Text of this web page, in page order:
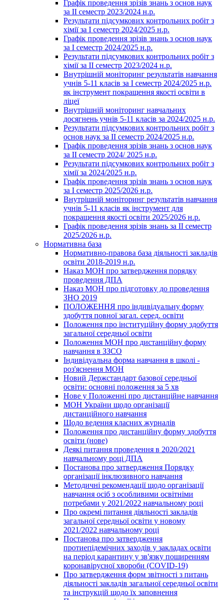
Графік проведення зрізів знань з основ наук
за ІІ семестр 2023/2024 н.р.
Результати підсумкових контрольних робіт з
хімії за І семестр 2024/2025 н.р.
Графік проведення зрізів знань з основ наук
за І семестр 2024/2025 н.р.
Результати підсумкових контрольних робіт з
хімії за ІІ семестр 2023/2024 н.р.
Внутрішній моніторинг результатів навчання
учнів 5-11 класів за І семестр 2024/2025 н.р.
як інструмент покращення якості освіти в
ліцеї
Внутрішній моніторинг навчальних
досягнень учнів 5-11 класів за 2024/2025 н.р.
Результати підсумкових контрольних робіт з
основ наук за ІІ семестр 2024/2025 н.р.
Графік проведення зрізів знань з основ наук
за ІІ семестр 2024/ 2025 н.р.
Результати підсумкових контрольних робіт з
хімії за 2024/2025 н.р.
Графік проведення зрізів знань з основ наук
за І семестр 2025/2026 н.р.
Внутрішній моніторинг результатів навчання
учнів 5-11 класів як інструмент для
покращення якості освіти 2025/2026 н.р.
Графік проведення зрізів знань за ІІ семестр
2025/2026 н.р.
Нормативна база
Нормативно-правова база діяльності закладів
освіти 2018-2019 н.р.
Наказ МОН про затвердження порядку
проведення ДПА
Наказ МОН про підготовку до проведення
ЗНО 2019
ПОЛОЖЕННЯ про індивідуальну форму
здобуття повної загал. серед. освіти
Положення про інституційну форму здобуття
загальної середньої освіти
Положення МОН про дистанційну форму
навчання в ЗЗСО
Індивідуальна форма навчання в школі -
роз'яснення МОН
Новий Держстандарт базової середньої
освіти: основні положення за 5 хв
Нове у Положенні про дистанційне навчання
МОН України щодо організації
дистанційного навчання
Щодо ведення класних журналів
Положення про дистанційну форму здобуття
освіти (нове)
Деякі питання проведення в 2020/2021
навчальному році ДПА
Постанова про затвердження Порядку
організації інклюзивного навчання
Методичні рекомендації щодо організації
навчання осіб з особливими освітніми
потребами у 2021/2022 навчальному році
Про окремі питання діяльності закладів
загальної середньої освіти у новому
2021/2022 навчальному році
Постанова про затвердження
протиепідемічних заходів у закладах освіти
на період карантину у зв'язку поширенням
коронавірусної хвороби (COVID-19)
Про затвердження форм звітності з питань
діяльності закладів загальної середньої освіти
та інструкцій щодо їх заповнення